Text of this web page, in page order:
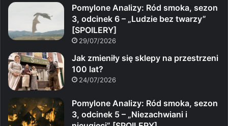
Pomylone Analizy: Ród smoka, sezon
3, odcinek 6 – „Ludzie bez twarzy”
[SPOILERY]
29/07/2026
Jak zmieniły się sklepy na przestrzeni
100 lat?
24/07/2026
Pomylone Analizy: Ród smoka, sezon
3, odcinek 5 – „Niezachwiani i